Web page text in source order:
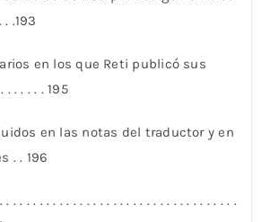
. .193
en los que Reti publicó sus
. . . . . 195
en las notas del traductor y en
. . 196
. . . . . . . . . . . . . . . . . . . . . . . . . . . . . . . . . .